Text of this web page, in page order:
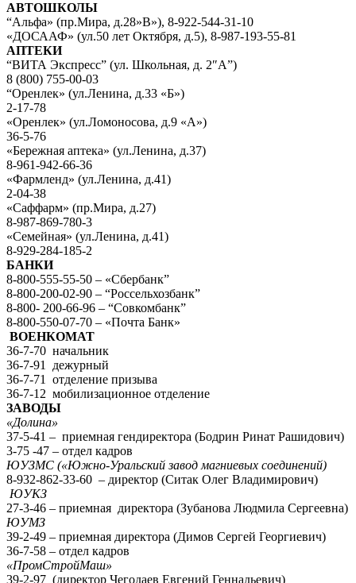
АВТОШКОЛЫ
“Альфа» (пр.Мира, д.28»В»), 8-922-544-31-10
«ДОСААФ» (ул.50 лет Октября, д.5), 8-987-193-55-81
АПТЕКИ
“ВИТА Экспресс” (ул. Школьная, д. 2″А”)
8 (800) 755-00-03
“Оренлек» (ул.Ленина, д.33 «Б»)
2-17-78
«Оренлек» (ул.Ломоносова, д.9 «А»)
36-5-76
«Бережная аптека» (ул.Ленина, д.37)
8-961-942-66-36
«Фармленд» (ул.Ленина, д.41)
2-04-38
«Саффарм» (пр.Мира, д.27)
8-987-869-780-3
«Семейная» (ул.Ленина, д.41)
8-929-284-185-2
БАНКИ
8-800-555-55-50 – «Сбербанк”
8-800-200-02-90 – “Россельхозбанк”
8-800- 200-66-96 – “Совкомбанк”
8-800-550-07-70 – «Почта Банк»
ВОЕНКОМАТ
36-7-70 начальник
36-7-91 дежурный
36-7-71 отделение призыва
36-7-12 мобилизационное отделение
ЗАВОДЫ
«Долина»
37-5-41 – приемная гендиректора (Бодрин Ринат Рашидович)
3-75 -47 – отдел кадров
ЮУЗМС («Южно-Уральский завод магниевых соединений)
8-932-862-33-60 – директор (Ситак Олег Владимирович)
ЮУКЗ
27-3-46 – приемная директора (Зубанова Людмила Сергеевна)
ЮУМЗ
39-2-49 – приемная директора (Димов Сергей Георгиевич)
36-7-58 – отдел кадров
«ПромСтройМаш»
39-2-97 (директор Чегодаев Евгений Геннадьевич)